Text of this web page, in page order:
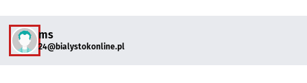
ms
24@bialystokonline.pl